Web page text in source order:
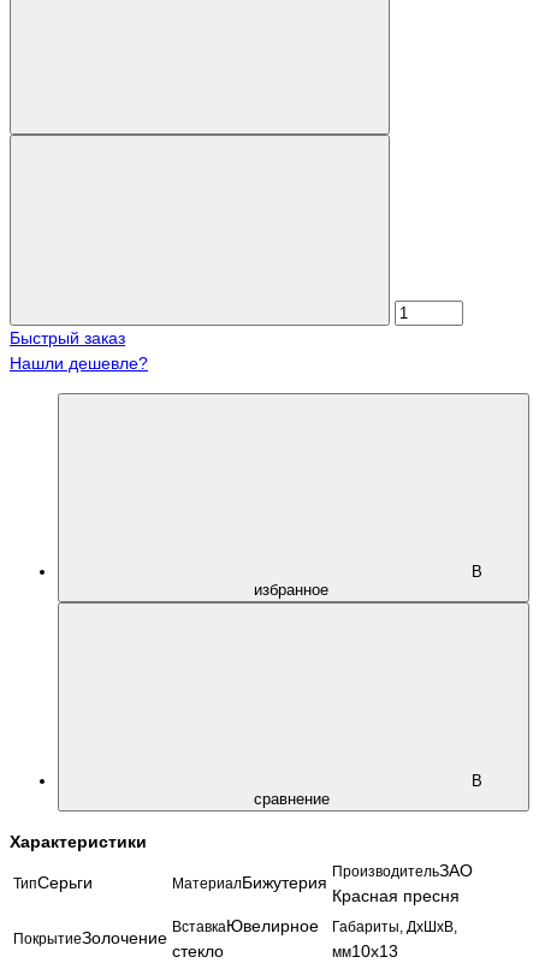
Быстрый заказ
Нашли дешевле?
В
избранное
В
сравнение
Характеристики
ТипСерьги МатериалБижутерия
ПроизводительЗАО
Красная пресня
ПокрытиеЗолочение
ВставкаЮвелирное
стекло
Габариты, ДхШхВ,
мм10x13